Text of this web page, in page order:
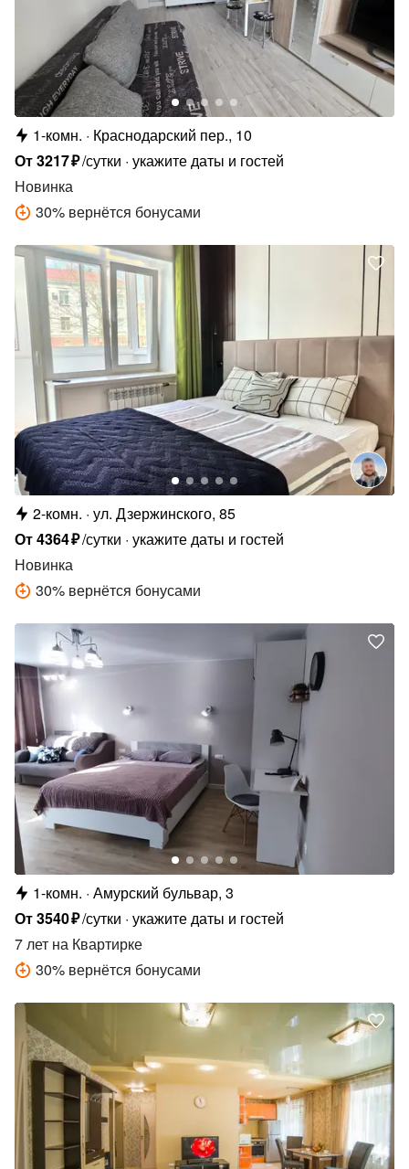
1-комн.
Краснодарский пер., 10
От3217₽/сутки укажите даты и гостей
Новинка
30% вернётся бонусами
2-комн. ул. Дзержинского, 85
От4364₽/сутки укажите даты и гостей
Новинка
30% вернётся бонусами
1-комн. Амурский бульвар, 3
От3540₽/сутки укажите даты и гостей
7 лет на Квартирке
30% вернётся бонусами